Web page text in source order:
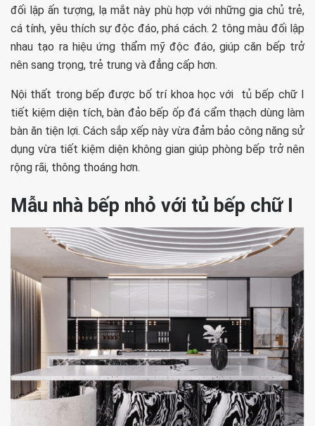
đối lập ấn tượng, lạ mắt này phù hợp với những gia chủ trẻ,
cá tính, yêu thích sự độc đáo, phá cách. 2 tông màu đối lập
nhau tạo ra hiệu ứng thẩm mỹ độc đáo, giúp căn bếp trở
nên sang trọng, trẻ trung và đẳng cấp hơn.
Nội thất trong bếp được bố trí khoa học với tủ bếp chữ I
tiết kiệm diện tích, bàn đảo bếp ốp đá cẩm thạch dùng làm
bàn ăn tiện lợi. Cách sắp xếp này vừa đảm bảo công năng sử
dụng vừa tiết kiệm diện không gian giúp phòng bếp trở nên
rộng rãi, thông thoáng hơn.
Mẫu nhà bếp nhỏ với tủ bếp chữ I